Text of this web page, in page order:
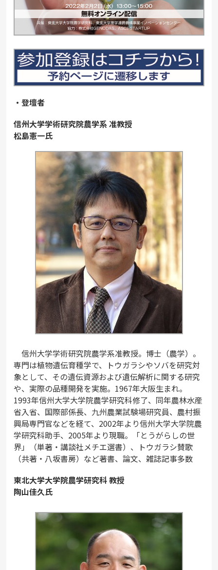
・登壇者
信州大学学術研究院農学系 准教授
松島憲一氏
信州大学学術研究院農学系准教授。博士（農学）。
専門は植物遺伝育種学で、トウガラシやソバを研究対
象として、その遺伝資源および遺伝解析に関する研究
や、実際の品種開発を実施。1967年大阪生まれ。
1993年信州大学大学院農学研究科修了、同年農林水産
省入省、国際部係長、九州農業試験場研究員、農村振
興局専門官などを経て、2002年より信州大学大学院農
学研究科助手、2005年より現職。「とうがらしの世
界」（単著・講談社メチエ選書）、トウガラシ賛歌
（共著・八坂書房）など著書、論文、雑誌記事多数
東北大学大学院農学研究科 教授
陶山佳久氏